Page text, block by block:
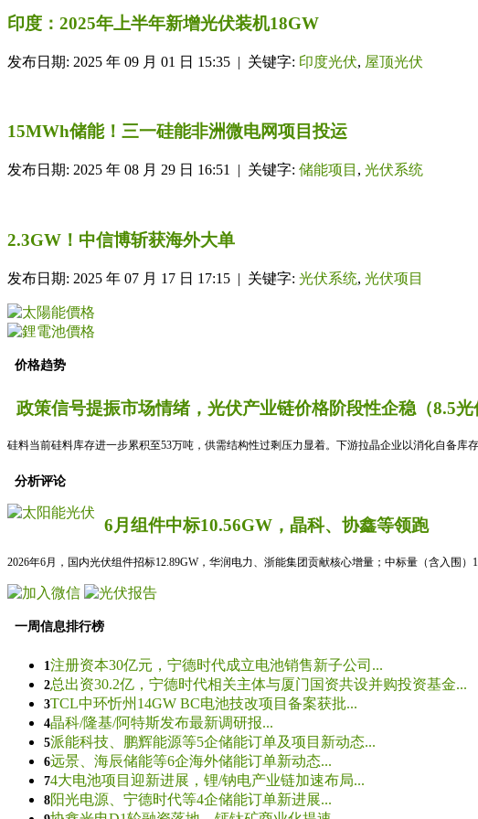
印度：2025年上半年新增光伏装机18GW
发布日期: 2025 年 09 月 01 日 15:35 | 关键字: 印度光伏, 屋顶光伏
15MWh储能！三一硅能非洲微电网项目投运
发布日期: 2025 年 08 月 29 日 16:51 | 关键字: 储能项目 , 光伏系统
2.3GW！中信博斩获海外大单
发布日期: 2025 年 07 月 17 日 17:15 | 关键字: 光伏系统, 光伏项目
价格趋势
政策信号提振市场情绪，光伏产业链价格阶段性企稳（8.5光
硅料当前硅料库存进一步累积至53万吨，供需结构性过剩压力显着。下游拉晶企业以消化自备
分析评论
6月组件中标10.56GW，晶科、协鑫等领跑
2026年6月，国内光伏组件招标12.89GW，华润电力、浙能集团贡献核心增量；中标量（含入围
一周信息排行榜
1注册资本30亿元，宁德时代成立电池销售新子公司...
2总出资30.2亿，宁德时代相关主体与厦门国资共设并购投资基金...
3TCL中环忻州14GW BC电池技改项目备案获批...
4晶科/隆基/阿特斯发布最新调研报...
5派能科技、鹏辉能源等5企储能订单及项目新动态...
6远景、海辰储能等6企海外储能订单新动态...
74大电池项目迎新进展，锂/钠电产业链加速布局...
8阳光电源、宁德时代等4企储能订单新进展...